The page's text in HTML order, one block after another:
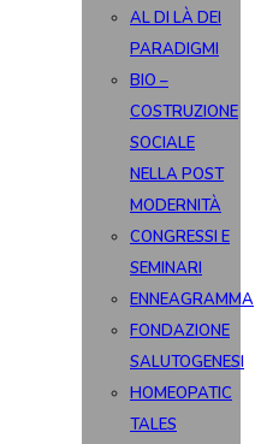
AL DI LÀ DEI
PARADIGMI
BIO –
COSTRUZIONE
SOCIALE
NELLA POST
MODERNITÀ
CONGRESSI E
SEMINARI
ENNEAGRAMMA
FONDAZIONE
SALUTOGENESI
HOMEOPATIC
TALES